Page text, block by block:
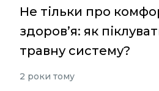
Не тільки про
здоров’я: як
травну систему?
2 роки тому